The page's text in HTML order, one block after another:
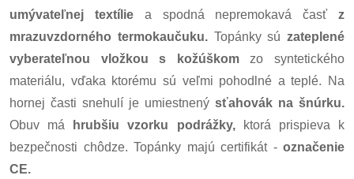
umývateľnej textíliea spodná nepremokavá časť z
mrazuvzdorného termokaučuku.Topánky sú zateplené
vyberateľnou vložkou s kožúškomzo syntetického
materiálu, vďaka ktorému sú veľmi pohodlné a teplé. Na
hornej časti snehulí je umiestnený sťahovák na šnúrku.
Obuv má
hrubšiu vzorku podrážky,ktorá prispieva k
bezpečnosti chôdze. Topánky majú certifikát - označenie
CE.